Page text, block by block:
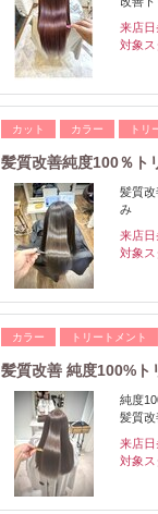
来店日
対象ス
カット カラー トリ
髪質改善純度100％ト
髪質
み
来店日
対象ス
カラー トリートメント
髪質改善 純度100%
純度
髪質
来店日
対象ス